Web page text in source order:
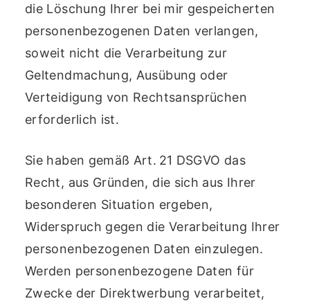
die Löschung Ihrer bei mir gespeicherten
personenbezogenen Daten verlangen,
soweit nicht die Verarbeitung zur
Geltendmachung, Ausübung oder
Verteidigung von Rechtsansprüchen
erforderlich ist.
Sie haben gemäß Art. 21 DSGVO das
Recht, aus Gründen, die sich aus Ihrer
besonderen Situation ergeben,
Widerspruch gegen die Verarbeitung Ihrer
personenbezogenen Daten einzulegen.
Werden personenbezogene Daten für
Zwecke der Direktwerbung verarbeitet,